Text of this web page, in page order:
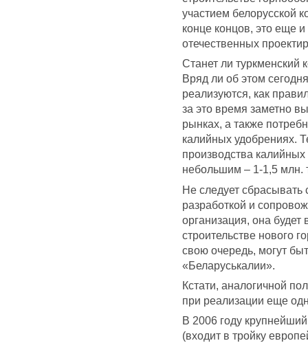
участием белорусской
конце концов, это еще
отечественных
Станет ли туркменский
Вряд ли об этом
реализуются, как
за это время заметно
рынках, а также
калийных удобрениях.
производства
небольшим – 1-1,5 млн.
Не следует сбрасывать
разработкой и
организация, она
строительстве нового
свою очередь, могут
«Беларуськалии».
Кстати, аналогичной
при реализации еще
В 2006 году
(входит в тройку